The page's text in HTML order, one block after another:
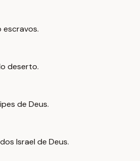
escravos.
deserto.
de Deus.
Israel de Deus.